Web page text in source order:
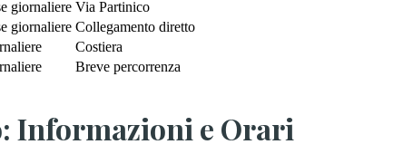
giornaliere Via Partinico
giornaliere Collegamento diretto
Costiera
Breve percorrenza
Informazioni e Orari